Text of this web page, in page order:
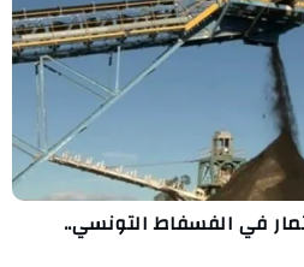
في الفسفاط التونسي..